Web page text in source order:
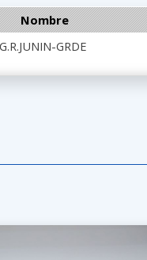
Nombre
GRDE